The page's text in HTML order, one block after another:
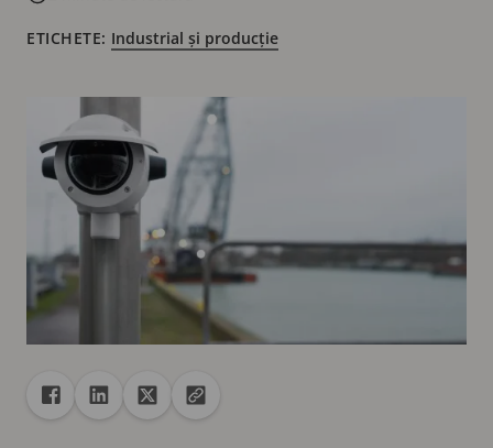
ETICHETE: Industrial și producție
Distribuire
Distribuire pe Facebook
Distribuire pe Linkedin
Distribuire pe X
Copiați adresa URL pe clipboard